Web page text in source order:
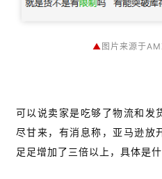
▲ 图片来源于
可以说卖家是吃够了物流和发
尽甘来，有消息称，亚马逊放
足足增加了三倍以上，具体是什